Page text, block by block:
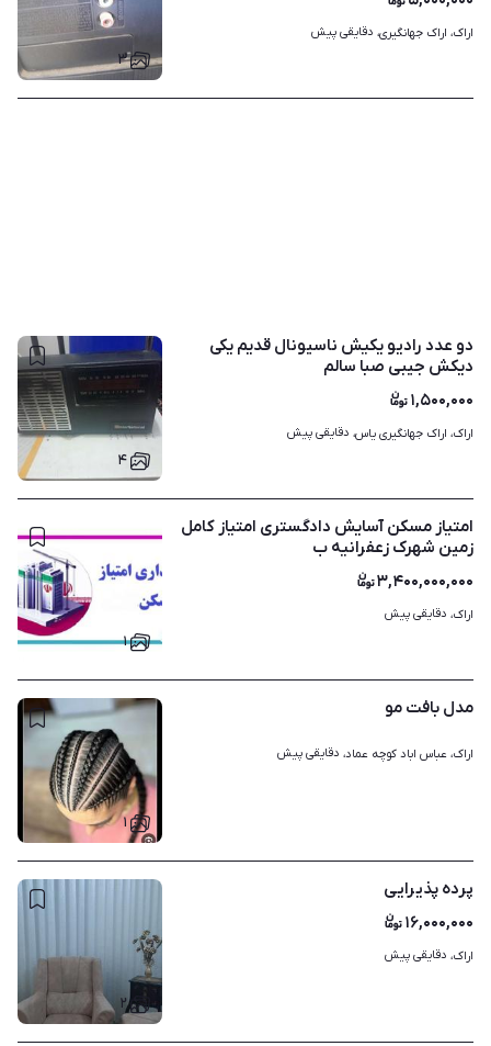
۳
اراک، اراک جهانگیری، دقایقی پیش
۴
دو عدد رادیو یکیش ناسیونال قدیم یکی
دیکش جیبی صبا سالم
۱,۵۰۰,۰۰۰
اراک، اراک جهانگیری یاس، دقایقی پیش
۱
امتیاز مسکن آسایش دادگستری امتیاز کامل
زمین شهرک زعفرانیه ب
۳,۴۰۰,۰۰۰,۰۰۰
اراک، دقایقی پیش
۱
مدل بافت مو
اراک، عباس اباد کوچه عماد، دقایقی پیش
۲
پرده پذیرایی
۱۶,۰۰۰,۰۰۰
اراک، دقایقی پیش